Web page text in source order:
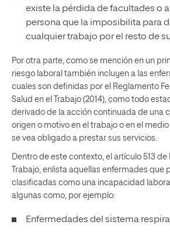
existe la pérdida de facultades o
persona que la imposibilita para
cualquier trabajo por el resto de
Por otra parte, como se mención en un
riesgo laboral también incluyen a las
cuales son definidas por el Reglamento
Salud en el Trabajo (2014), como todo
derivado de la acción continuada de una
origen o motivo en el trabajo o en el
se vea obligado a prestar sus servicios.
Dentro de este contexto, el artículo 513 de
Trabajo, enlista aquellas enfermades que
clasificadas como una incapacidad
algunas como, por ejemplo:
Enfermedades del sistema